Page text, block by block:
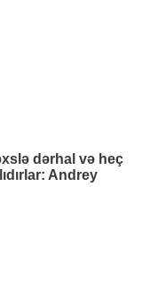
dərhal və heç
Andrey